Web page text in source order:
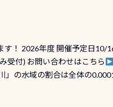
は避けましょう！実際水に
際に行うのですが、空気を
な訳ですから、ボタンが潮噛
だした事がない方はこれを
！ 2026年度 開催予定日
受付) お問い合わせはこちら
の水域の割合は全体の